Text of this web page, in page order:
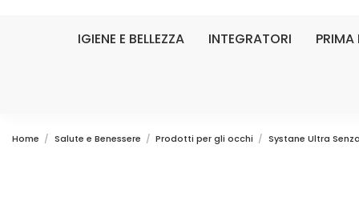
IGIENE E BELLEZZA INTEGRATORI PRIMA
Home Salute e Benessere Prodotti per gli occhi Systane Ultra